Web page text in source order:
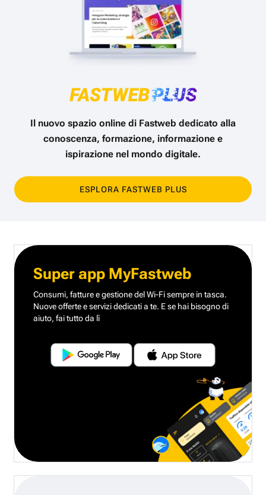
Il nuovo spazio online di Fastweb dedicato alla
conoscenza, formazione, informazione e
ispirazione nel mondo digitale.
ESPLORA FASTWEB PLUS
Super app MyFastweb
Consumi, fatture e gestione del Wi-Fi sempre in tasca.
Nuove offerte e servizi dedicati a te. E se hai bisogno di
aiuto, fai tutto da lì